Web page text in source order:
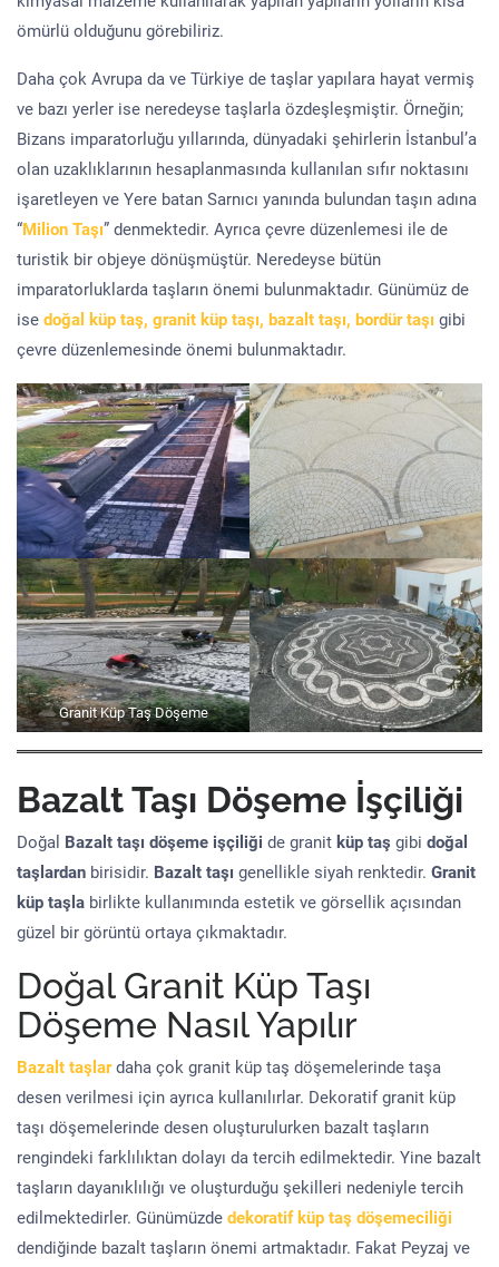
ömürlü olduğunu görebiliriz.
Daha çok Avrupa da ve Türkiye de taşlar yapılara hayat vermiş
ve bazı yerler ise neredeyse taşlarla özdeşleşmiştir. Örneğin;
Bizans imparatorluğu yıllarında, dünyadaki şehirlerin İstanbul’a
olan uzaklıklarının hesaplanmasında kullanılan sıfır noktasını
işaretleyen ve Yere batan Sarnıcı yanında bulundan taşın adına
“Milion Taşı” denmektedir. Ayrıca çevre düzenlemesi ile de
turistik bir objeye dönüşmüştür. Neredeyse bütün
imparatorluklarda taşların önemi bulunmaktadır. Günümüz de
ise doğal küp taş, granit küp taşı, bazalt taşı, bordür taşı gibi
çevre düzenlemesinde önemi bulunmaktadır.
Granit Küp Taş Döşeme
Bazalt Taşı Döşeme İşçiliği
Doğal Bazalt taşı döşeme işçiliği de granit küp taş gibi doğal
taşlardan birisidir. Bazalt taşı genellikle siyah renktedir. Granit
küp taşla birlikte kullanımında estetik ve görsellik açısından
güzel bir görüntü ortaya çıkmaktadır.
Doğal Granit Küp Taşı
Döşeme Nasıl Yapılır
Bazalt taşlardaha çok granit küp taş döşemelerinde taşa
desen verilmesi için ayrıca kullanılırlar. Dekoratif granit küp
taşı döşemelerinde desen oluşturulurken bazalt taşların
rengindeki farklılıktan dolayı da tercih edilmektedir. Yine bazalt
taşların dayanıklılığı ve oluşturduğu şekilleri nedeniyle tercih
edilmektedirler. Günümüzde dekoratif küp taş döşemeciliği
dendiğinde bazalt taşların önemi artmaktadır. Fakat Peyzaj ve